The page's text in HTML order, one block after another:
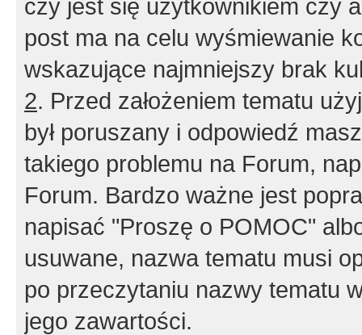
czy jest się użytkownikiem czy
post ma na celu wyśmiewanie
wskazujące najmniejszy brak
2. Przed założeniem tematu
był poruszany i odpowiedź
takiego problemu na Forum,
Forum. Bardzo ważne jest
napisać "Proszę o POMOC"
usuwane, nazwa tematu musi
po przeczytaniu nazwy tematu
jego zawartości.